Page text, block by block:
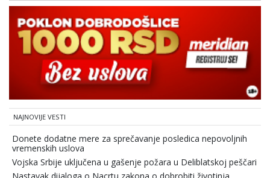
NAJNOVIJE VESTI
Donete dodatne mere za sprečavanje posledica nepovoljnih
vremenskih uslova
Vojska Srbije uključena u gašenje požara u Deliblatskoj peščari